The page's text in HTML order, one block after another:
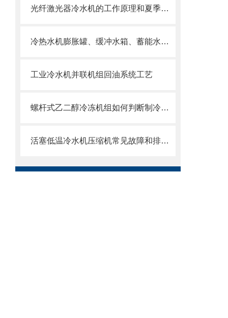
光纤激光器冷水机的工作原理和夏季日常保养
冷热水机膨胀罐、缓冲水箱、蓄能水箱，一次性说清
工业冷水机并联机组回油系统工艺
螺杆式乙二醇冷冻机组如何判断制冷剂不足
活塞低温冷水机压缩机常见故障和排除方法